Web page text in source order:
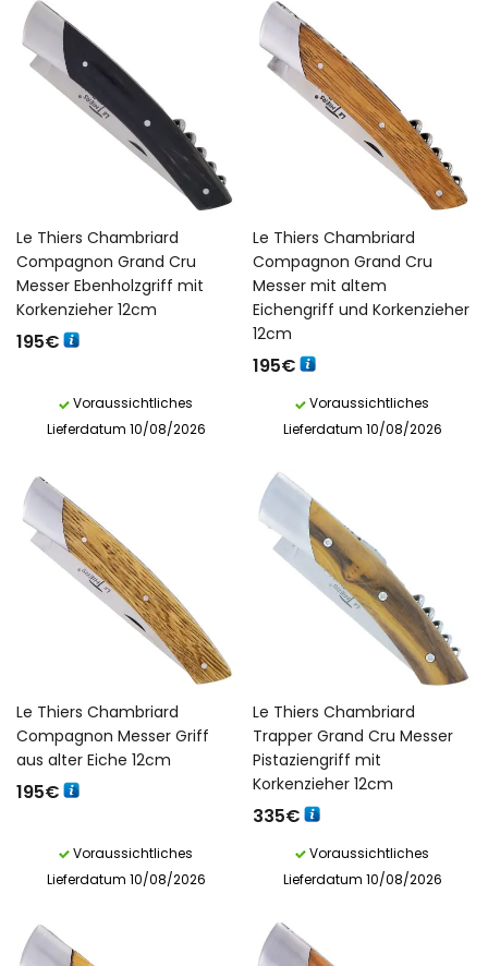
Le Thiers Chambriard
Compagnon Grand Cru
Messer Ebenholzgriff mit
Korkenzieher 12cm
195€
Voraussichtliches
Lieferdatum 10/08/2026
Le Thiers Chambriard
Compagnon Grand Cru
Messer mit altem
Eichengriff und Korkenzieher
12cm
195€
Voraussichtliches
Lieferdatum 10/08/2026
Le Thiers Chambriard
Compagnon Messer Griff
aus alter Eiche 12cm
195€
Voraussichtliches
Lieferdatum 10/08/2026
Le Thiers Chambriard
Trapper Grand Cru Messer
Pistaziengriff mit
Korkenzieher 12cm
335€
Voraussichtliches
Lieferdatum 10/08/2026